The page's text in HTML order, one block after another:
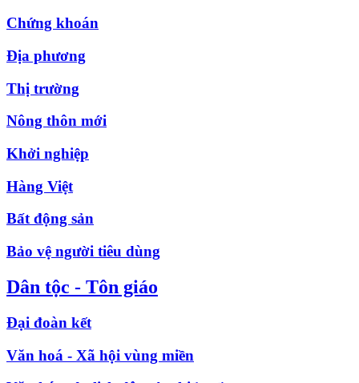
Chứng khoán
Địa phương
Thị trường
Nông thôn mới
Khởi nghiệp
Hàng Việt
Bất động sản
Bảo vệ người tiêu dùng
Dân tộc - Tôn giáo
Đại đoàn kết
Văn hoá - Xã hội vùng miền